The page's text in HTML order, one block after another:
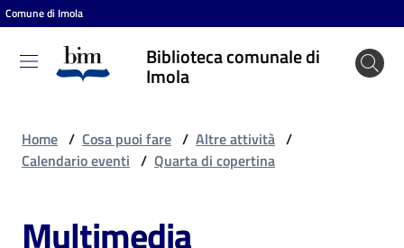
Vai al contenuto
Vai alla navigazione
Vai al footer
Comune di Imola
Biblioteca comunale di
Imola
Biblioteca
comunale
Home / Cosa puoi fare / Altre attività /
Calendario eventi / Quarta di copertina
Multimedia